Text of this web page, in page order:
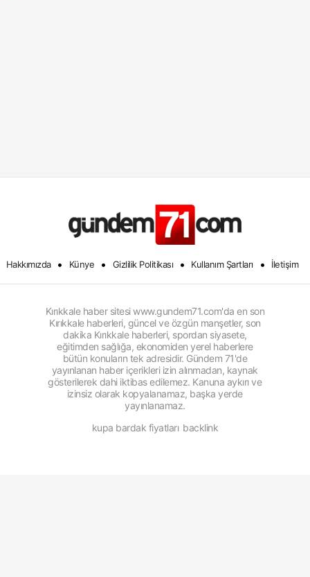
Hakkımızda • Künye • Gizlilik Politikası • Kullanım Şartları • İletişim
Kırıkkale haber sitesi www.gundem71.com'da en son
Kırıkkale haberleri, güncel ve özgün manşetler, son
dakika Kırıkkale haberleri, spordan siyasete,
eğitimden sağlığa, ekonomiden yerel haberlere
bütün konuların tek adresidir. Gündem 71'de
yayınlanan haber içerikleri izin alınmadan, kaynak
gösterilerek dahi iktibas edilemez. Kanuna aykırı ve
izinsiz olarak kopyalanamaz, başka yerde
yayınlanamaz.
kupa bardak fiyatları backlink